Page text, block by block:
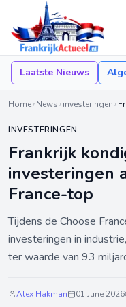
Laatste Nieuws
Home News investeringen
INVESTERINGEN
Frankrijk
investeringen
France-top
Tijdens de Choose
investeringen in
ter waarde van 93
Alex Hakman 01 June 2026